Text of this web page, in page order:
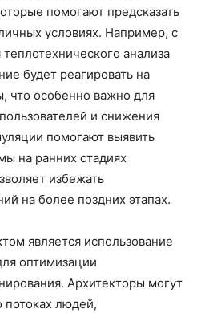
помогают предсказать
условиях. Например, с
анализа
будет реагировать на
что особенно важно для
и снижения
помогают выявить
на ранних стадиях
избежать
на более поздних этапах.
является использование
оптимизации
Архитекторы могут
потоках людей,